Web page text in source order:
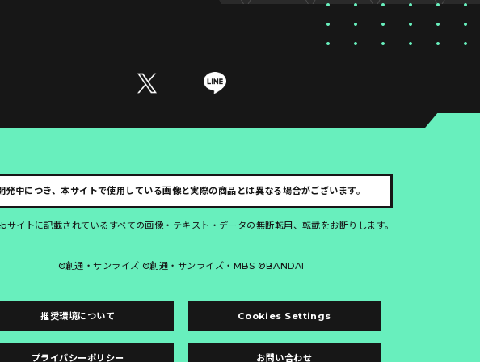
発中につき、本サイトで使用している画像と実際の商品とは異なる場合がございます。
サイトに記載されているすべての画像・テキスト・データの無断転用、転載をお断りします。
©創通・サンライズ ©創通・サンライズ・MBS ©BANDAI
推奨環境について Cookies Settings
プライバシーポリシー お問い合わせ